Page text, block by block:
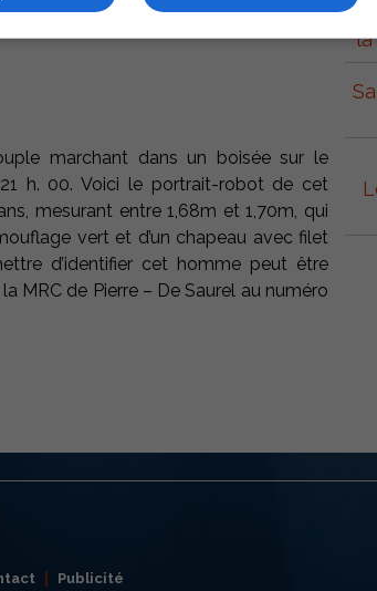
marchant dans un boisée sur le
h. 00. Voici le portrait-robot de cet
mesurant entre 1,68m et 1,70m, qui
vert et d’un chapeau avec filet
d’identifier cet homme peut être
MRC de Pierre – De Saurel au numéro
la
Publicité